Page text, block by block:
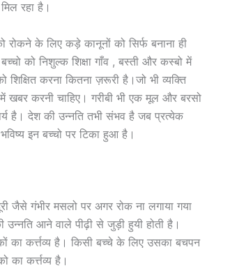
रहा है।
के लिए कड़े कानूनों को सिर्फ बनाना ही
को निशुल्क शिक्षा गाँव , बस्ती और कस्बो में
करना कितना ज़रूरी है।जो भी व्यक्ति
करनी चाहिए। गरीबी भी एक मूल और बरसो
है। देश की उन्नति तभी संभव है जब प्रत्येक
इन बच्चो पर टिका हुआ है।
जैसे गंभीर मसलो पर अगर रोक ना लगाया गया
आने वाले पीढ़ी से जुड़ी हुयी होती है।
का कर्त्तव्य है। किसी बच्चे के लिए उसका बचपन
का कर्त्तव्य है।